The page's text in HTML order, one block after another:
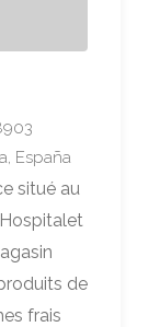
España
situé au
de
frais